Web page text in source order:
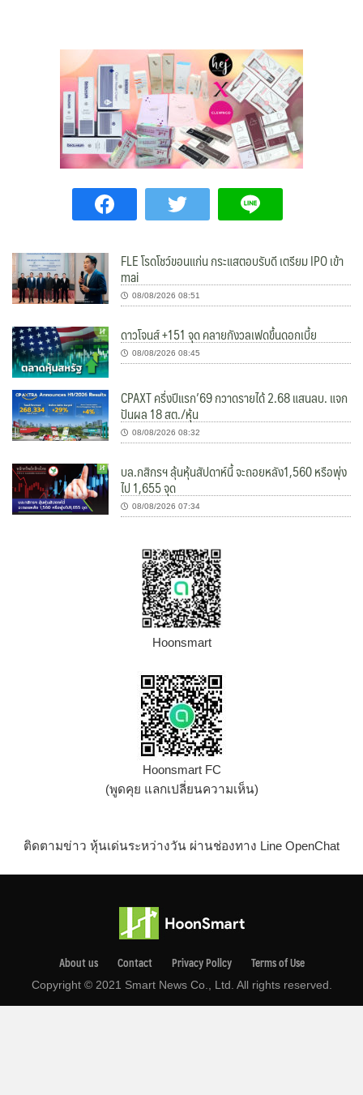
FLE โรดโชว์ขอนแก่น กระแสตอบรับดี เตรียม IPO เข้า
mai
08/08/2026 08:51
ดาวโจนส์ +151 จุด คลายกังวลเฟดขึ้นดอกเบี้ย
08/08/2026 08:45
CPAXT ครึ่งปีแรก’69 กวาดรายได้ 2.68 แสนลบ. แจก
ปันผล 18 สต./หุ้น
08/08/2026 08:32
บล.กสิกรฯ ลุ้นหุ้นสัปดาห์นี้ จะถอยหลัง1,560 หรือพุ่ง
ไป 1,655 จุด
08/08/2026 07:34
Hoonsmart
Hoonsmart FC
(พูดคุย แลกเปลี่ยนความเห็น)
ติดตามข่าว หุ้นเด่นระหว่างวัน ผ่านช่องทาง Line OpenChat
About us Contact Privacy Pollcy Terms of Use
Copyright © 2021 Smart News Co., Ltd. All rights reserved.